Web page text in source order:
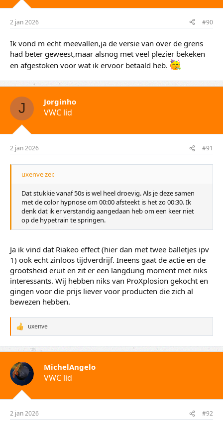
2 jan 2026 #90
Ik vond m echt meevallen,ja de versie van over de grens
had beter geweest,maar alsnog met veel plezier bekeken
en afgestoken voor wat ik ervoor betaald heb.
J Jorginho
VWC lid
2 jan 2026 #91
uxenve zei:
Dat stukkie vanaf 50s is wel heel droevig. Als je deze samen
met de color hypnose om 00:00 afsteekt is het zo 00:30. Ik
denk dat ik er verstandig aangedaan heb om een keer niet
op de hypetrain te springen.
Ja ik vind dat Riakeo effect (hier dan met twee balletjes ipv
1) ook echt zinloos tijdverdrijf. Ineens gaat de actie en de
grootsheid eruit en zit er een langdurig moment met niks
interessants. Wij hebben niks van ProXplosion gekocht en
gingen voor die prijs liever voor producten die zich al
bewezen hebben.
W
a
a
r
d
e
r
i
n
e
n
uxenve
MichelAngelo
VWC lid
2 jan 2026 #92